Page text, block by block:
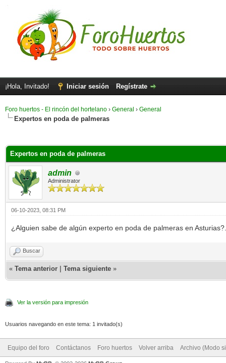
¡Hola, Invitado! Iniciar sesión Regístrate
Foro huertos - El rincón del hortelano › General › General
Expertos en poda de palmeras
Expertos en poda de palmeras
admin
Administrator
06-10-2023, 08:31 PM
¿Alguien sabe de algún experto en poda de palmeras en
Buscar
« Tema anterior Tema siguiente »
Ver la versión para impresión
Usuarios navegando en este tema: 1 invitado(s)
Equipo del foro Contáctanos Foro huertos Volver arriba Archivo (Modo